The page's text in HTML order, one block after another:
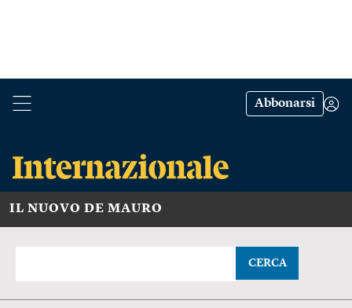
Abbonarsi
IL NUOVO DE MAURO
CERCA